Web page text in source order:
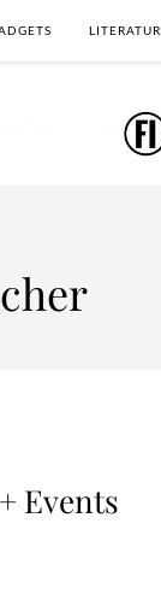
LITERATUR
Events